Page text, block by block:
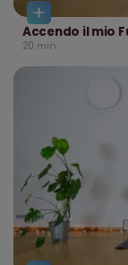
Accendo il mio
20 min